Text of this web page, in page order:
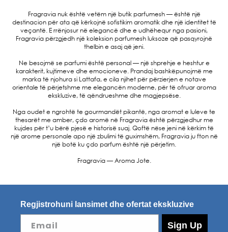
Fragravia nuk është vetëm një butik parfumesh — është një
destinacion për ata që kërkojnë sofistikim aromatik dhe një identitet të
veçantë. E rrënjosur në elegancë dhe e udhëhequr nga pasioni,
Fragravia përzgjedh një koleksion parfumesh luksoze që pasqyrojnë
thelbin e asaj që jeni.
Ne besojmë se parfumi është personal — një shprehje e heshtur e
karakterit, kujtimeve dhe emocioneve. Prandaj bashkëpunojmë me
marka të njohura si Lattafa, e cila njihet për përzierjen e notave
orientale të përjetshme me elegancën moderne, për të ofruar aroma
ekskluzive, të qëndrueshme dhe magjepsëse.
Nga oudet e ngrohtë te gourmandët pikantë, nga aromat e luleve te
thesarët me amber, çdo aromë në Fragravia është përzgjedhur me
kujdes për t’u bërë pjesë e historisë suaj. Qoftë nëse jeni në kërkim të
një arome personale apo një zbulimi të guximshëm, Fragravia ju fton në
një botë ku çdo parfum është një përjetim.
Fragravia — Aroma Jote.
Regjistrohuni lansimet dhe ofertat ekskluzive
Email Sign Up